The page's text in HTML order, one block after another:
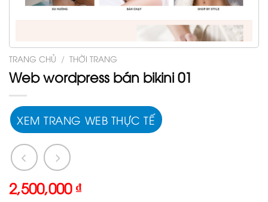
TRANG CHỦ / THỜI TRANG
Web wordpress bán bikini 01
XEM TRANG WEB THỰC TẾ
2,500,000 ₫